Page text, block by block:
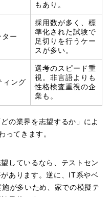
もあり。
ター
採用数が多く、標
準化された試験で
足切りを行うケー
スが多い。
ィング
選考のスピード重
視。非言語よりも
性格検査重視の企
業も。
の業界を志望するか」によ
ってきます。
しているなら、テストセン
あります。逆に、IT系やベ
が多いため、家での模擬テ